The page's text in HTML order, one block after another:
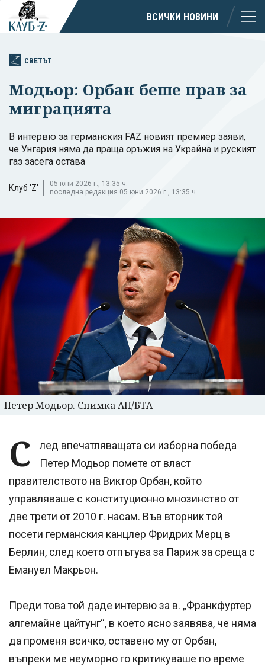
ВСИЧКИ НОВИНИ
СВЕТЪТ
Модьор: Орбан беше прав за
миграцията
В интервю за германския FAZ новият премиер заяви,
че Унгария няма да праща оръжия на Украйна и руският
газ засега остава
Клуб 'Z'
05 юни 2026 г., 13:35 ч.
последна редакция 05 юни 2026 г., 13:35 ч.
Петер Модьор. Снимка АП/БТА
С
лед впечатляващата си изборна победа
Петер Модьор помете от власт
правителството на Виктор Орбан, който
управляваше с конституционно мнозинство от
две трети от 2010 г. насам. Във вторник той
посети германския канцлер Фридрих Мерц в
Берлин, след което отпътува за Париж за среща с
Емануел Макрьон.
Преди това той даде интервю за в. „Франкфуртер
алгемайне цайтунг“, в което ясно заявява, че няма
да променя всичко, оставено му от Орбан,
въпреки ме неуморно го критикуваше по време